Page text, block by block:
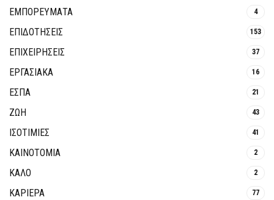
ΕΜΠΟΡΕΥΜΑΤΑ 4
ΕΠΙΔΟΤΗΣΕΙΣ 153
ΕΠΙΧΕΙΡΗΣΕΙΣ 37
ΕΡΓΑΣΙΑΚΑ 16
ΕΣΠΑ 21
ΖΩΗ 43
ΙΣΟΤΙΜΙΕΣ 41
ΚΑΙΝΟΤΟΜΊΑ 2
ΚΑΛΟ 2
ΚΑΡΙΕΡΑ 77